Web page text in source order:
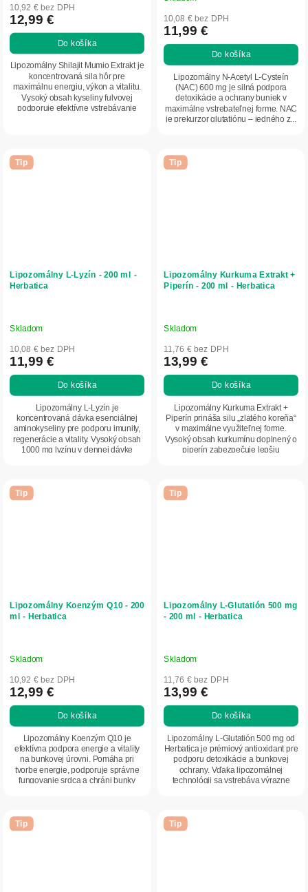
hodnotenie
produktu
je
5,0
z
hviezdičiek.
10,92 € bez DPH
12,99 €
Do košíka
Lipozomálny Shilajit Mumio Extrakt je
koncentrovaná sila hôr pre
maximálnu energiu, výkon a vitalitu.
Vysoký obsah kyseliny fulvovej
podporuje efektívne vstrebávanie
10,08 € bez DPH
11,99 €
Do košíka
Lipozomálny N-Acetyl L-Cysteín
(NAC) 600 mg je silná podpora
detoxikácie a ochrany buniek v
maximálne vstrebateľnej forme. NAC
je prekurzor glutatiónu – jedného z...
Tip
Lipozomálny L‑Lyzín - 200 ml -
Herbatica
Skladom
10,08 € bez DPH
11,99 €
Do košíka
Lipozomálny L-Lyzín je
koncentrovaná dávka esenciálnej
aminokyseliny pre podporu imunity,
regenerácie a vitality. Vysoký obsah
1000 mg lyzínu v dennej dávke
Tip
Lipozomálny Kurkuma Extrakt +
Piperín - 200 ml - Herbatica
Skladom
11,76 € bez DPH
13,99 €
Do košíka
Lipozomálny Kurkuma Extrakt +
Piperín prináša silu „zlatého koreňa“
v maximálne využiteľnej forme.
Vysoký obsah kurkumínu doplnený o
piperín zabezpečuje lepšiu
Tip
Lipozomálny Koenzým Q10 - 200
ml - Herbatica
Skladom
10,92 € bez DPH
12,99 €
Do košíka
Lipozomálny Koenzým Q10 je
efektívna podpora energie a vitality
na bunkovej úrovni. Pomáha pri
tvorbe energie, podporuje správne
fungovanie srdca a chráni bunky
Tip
Lipozomálny L‑Glutatión 500 mg
- 200 ml - Herbatica
Skladom
11,76 € bez DPH
13,99 €
Do košíka
Lipozomálny L-Glutatión 500 mg od
Herbatica je prémiový antioxidant pre
podporu detoxikácie a bunkovej
ochrany. Vďaka lipozomálnej
technológii sa vstrebáva výrazne
Tip Tip